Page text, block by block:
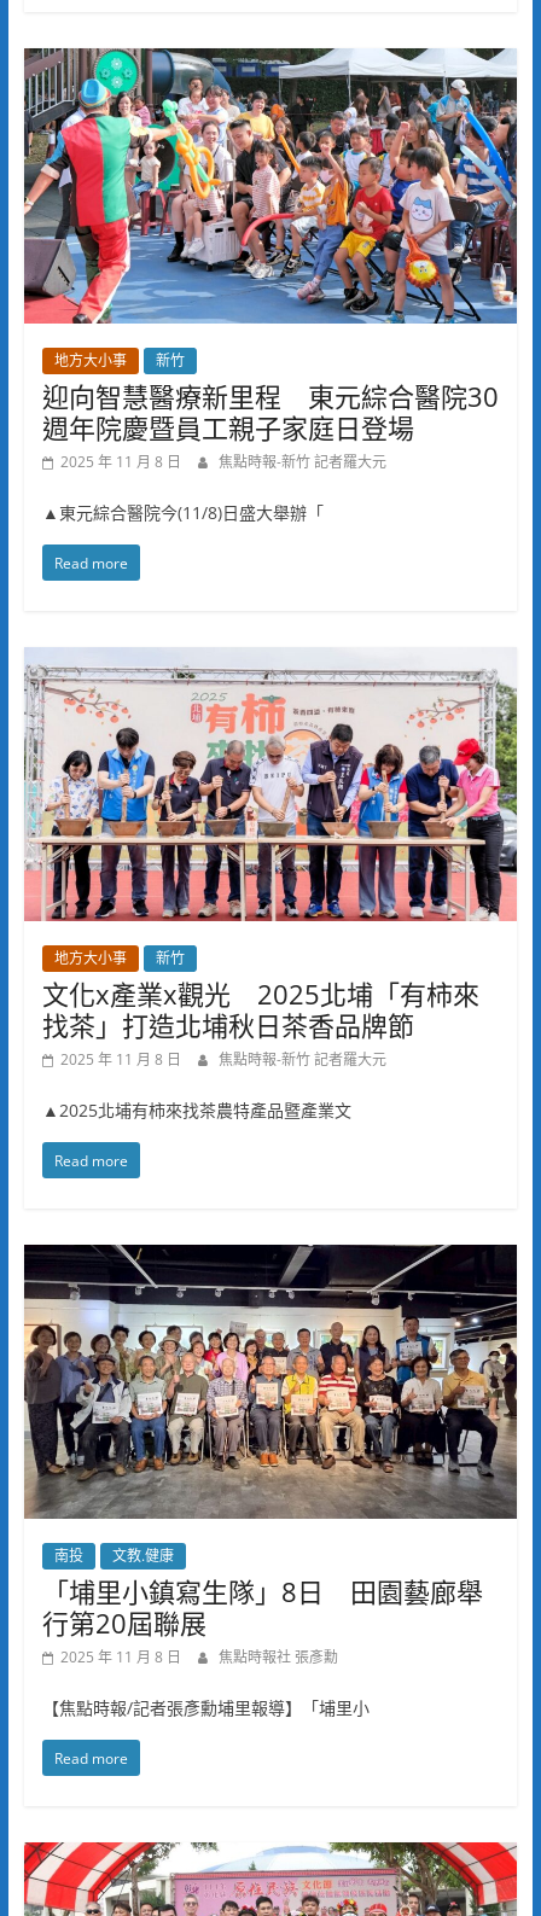
地方大小事 新竹
迎向智慧醫療新里程 東元綜合醫院30
週年院慶暨員工親子家庭日登場
2025 年 11 月 8 日 焦點時報-新竹 記者羅大元
▲東元綜合醫院今(11/8)日盛大舉辦「
Read more
地方大小事 新竹
文化x產業x觀光 2025北埔「有柿來
找茶」打造北埔秋日茶香品牌節
2025 年 11 月 8 日 焦點時報-新竹 記者羅大元
▲2025北埔有柿來找茶農特產品暨產業文
Read more
南投 文教.健康
「埔里小鎮寫生隊」8日 田園藝廊舉
行第20屆聯展
2025 年 11 月 8 日 焦點時報社 張彥勳
【焦點時報/記者張彥勳埔里報導】「埔里小
Read more